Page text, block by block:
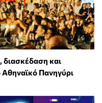
και
Πανηγύρι